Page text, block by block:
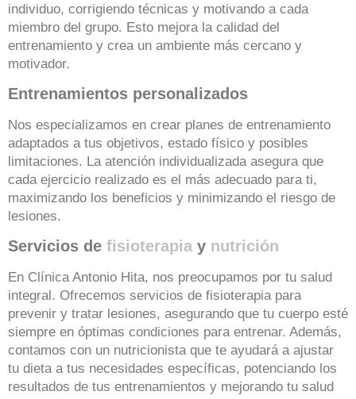
individuo, corrigiendo técnicas y motivando a cada
miembro del grupo. Esto mejora la calidad del
entrenamiento y crea un ambiente más cercano y
motivador.
Entrenamientos personalizados
Nos especializamos en crear planes de entrenamiento
adaptados a tus objetivos, estado físico y posibles
limitaciones. La atención individualizada asegura que
cada ejercicio realizado es el más adecuado para ti,
maximizando los beneficios y minimizando el riesgo de
lesiones.
Servicios de fisioterapia y nutrición
En Clínica Antonio Hita, nos preocupamos por tu salud
integral. Ofrecemos servicios de fisioterapia para
prevenir y tratar lesiones, asegurando que tu cuerpo esté
siempre en óptimas condiciones para entrenar. Además,
contamos con un nutricionista que te ayudará a ajustar
tu dieta a tus necesidades específicas, potenciando los
resultados de tus entrenamientos y mejorando tu salud